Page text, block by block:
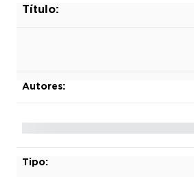
Título:
Autores:
Tipo: